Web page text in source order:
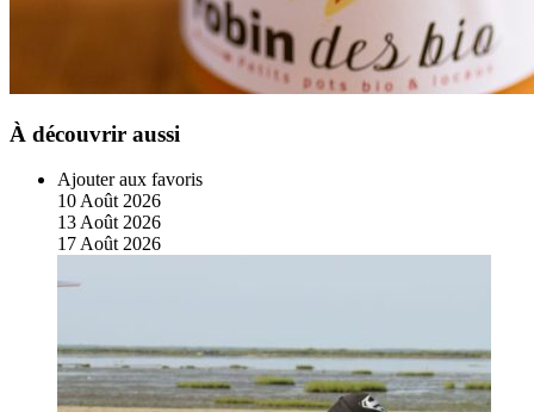
À découvrir aussi
Ajouter aux favoris
10 Août 2026
13 Août 2026
17 Août 2026